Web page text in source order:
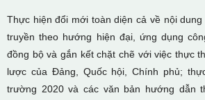
Thực hiện đổi mới toàn diện cả về nội
truyền theo hướng hiện đại, ứng dụng
đồng bộ và gắn kết chặt chẽ với việc thực
lược của Đảng, Quốc hội, Chính phủ;
trường 2020 và các văn bản hướng dẫn